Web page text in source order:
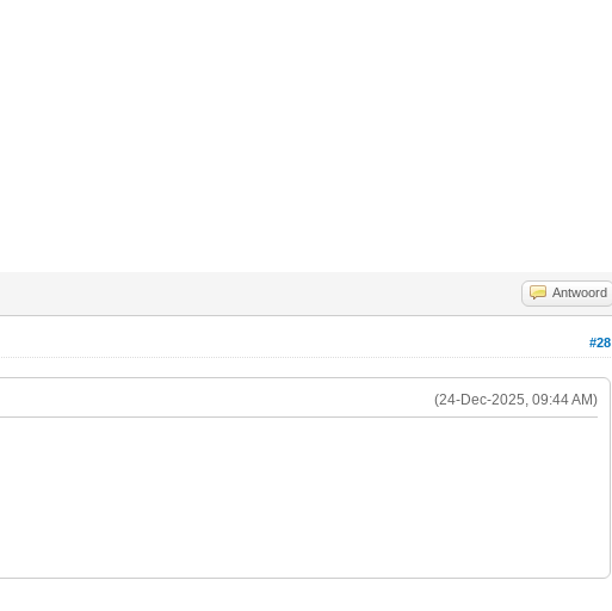
Antwoord
#28
(24-Dec-2025, 09:44 AM)